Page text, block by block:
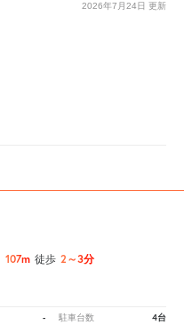
2026年7月24日 更新
107m 徒歩 2～3分
- 駐車台数 4台